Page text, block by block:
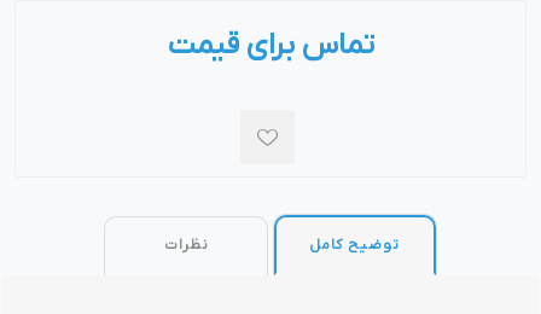
تماس برای قیمت
توضیح کامل نظرات